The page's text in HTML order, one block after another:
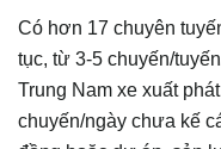
Có hơn 17 chuyên
tục, từ 3-5 chuyến/
Trung Nam xe xuất
chuyến/ngày chưa kế